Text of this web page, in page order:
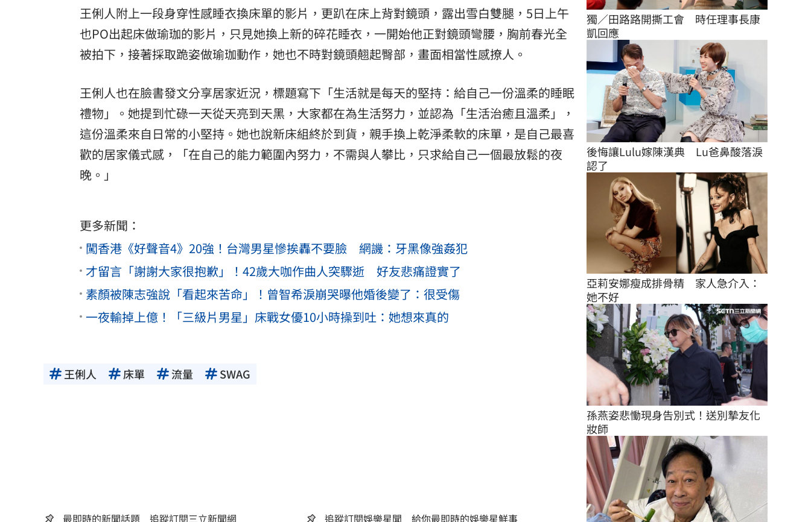
王俐人附上一段身穿性感睡衣換床單的影片，更趴在床上背對鏡頭，露出雪白雙腿，5日上午
也PO出起床做瑜珈的影片，只見她換上新的碎花睡衣，一開始他正對鏡頭彎腰，胸前春光全
被拍下，接著採取跪姿做瑜珈動作，她也不時對鏡頭翹起臀部，畫面相當性感撩人。
王俐人也在臉書發文分享居家近況，標題寫下「生活就是每天的堅持：給自己一份溫柔的睡眠
禮物」。她提到忙碌一天從天亮到天黑，大家都在為生活努力，並認為「生活治癒且溫柔」，
這份溫柔來自日常的小堅持。她也說新床組終於到貨，親手換上乾淨柔軟的床單，是自己最喜
歡的居家儀式感，「在自己的能力範圍內努力，不需與人攀比，只求給自己一個最放鬆的夜
晚。」
更多新聞：
闖香港《好聲音4》20強！台灣男星慘挨轟不要臉 網譏：牙黑像強姦犯
才留言「謝謝大家很抱歉」！42歲大咖作曲人突驟逝 好友悲痛證實了
素顏被陳志強說「看起來苦命」！曾智希淚崩哭曝他婚後變了：很受傷
一夜輸掉上億！「三級片男星」床戰女優10小時操到吐：她想來真的
王俐人 床單 流量 SWAG
最即時的新聞話題 追蹤訂閱三立新聞網 追蹤訂閱娛樂星聞 給你最即時的娛樂星鮮事
獨／田路路開撕工會　時任理事長康
凱回應
後悔讓Lulu嫁陳漢典　Lu爸鼻酸落淚
認了
亞莉安娜瘦成排骨精　家人急介入：
她不好
孫燕姿悲慟現身告別式！送別摯友化
妝師